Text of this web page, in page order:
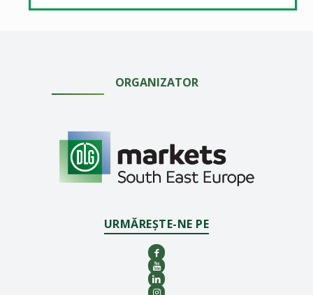
ORGANIZATOR
URMĂREȘTE-NE PE